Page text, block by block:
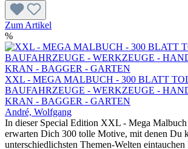
Zum Artikel
%
XXL - MEGA MALBUCH - 300 BLATT
BAUFAHRZEUGE - WERKZEUGE -
KRAN - BAGGER - GARTEN
André, Wolfgang
In dieser Special Edition XXL - Mega
erwarten Dich 300 tolle Motive, mit denen Du
unterschiedlichsten Themen-Welten